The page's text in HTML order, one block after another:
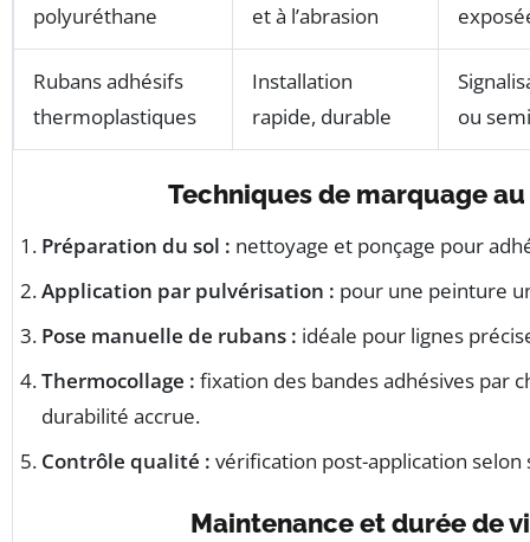
polyuréthane
et à l’abrasion
Rubans adhésifs
thermoplastiques
Installation
rapide, durable
ou
Techniques de marquage
Préparation du sol : nettoyage et ponçage pour
Application par pulvérisation : pour une peinture
Pose manuelle de rubans : idéale pour lignes
Thermocollage : fixation des bandes adhésives par
durabilité accrue.
Contrôle qualité : vérification post-application selon
Maintenance et durée de